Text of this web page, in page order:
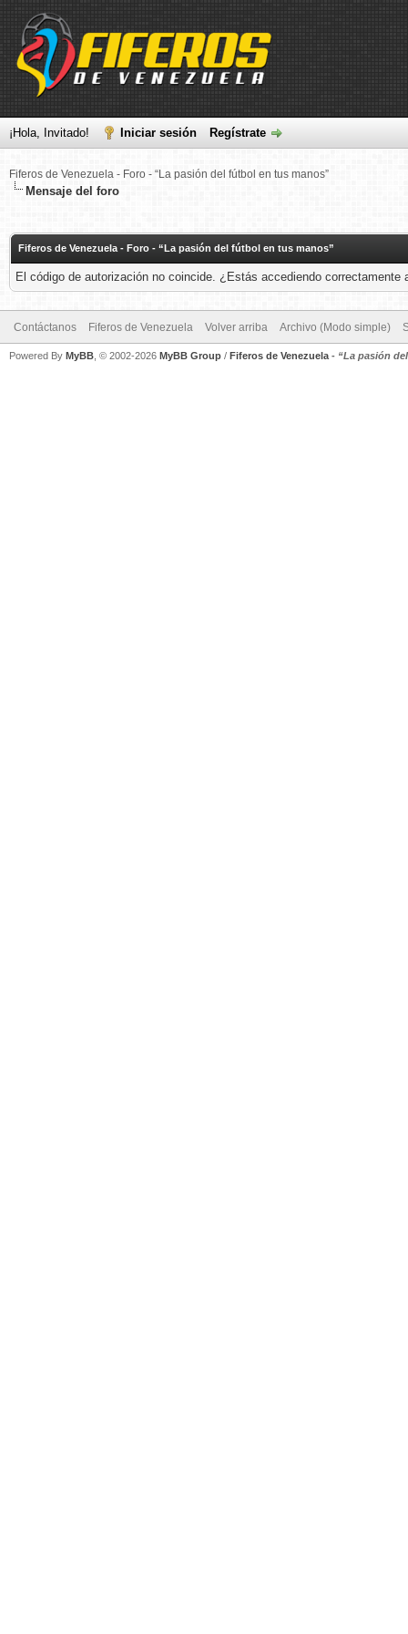
¡Hola, Invitado! Iniciar sesión Regístrate
Fiferos de Venezuela - Foro - “La pasión del fútbol en tus manos”
Mensaje del foro
Fiferos de Venezuela - Foro - “La pasión del fútbol en tus manos”
El código de autorización no coincide. ¿Estás accediendo
Contáctanos Fiferos de Venezuela Volver arriba Archivo (Modo simple)
Powered By MyBB , © 2002-2026 MyBB Group / Fiferos de Venezuela - “La pasión